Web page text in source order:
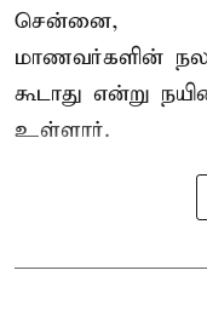
சென்னை,
மாணவர்களின்
கூடாது என்று
உள்ளார்.